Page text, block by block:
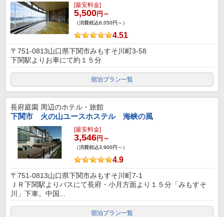
[最安料金]
5,500円～
（消費税込6,050円～）
4.51
〒751-0813山口県下関市みもすそ川町3-58
下関駅よりお車にて約１５分
宿泊プラン一覧
長府庭園 周辺のホテル・旅館
下関市 火の山ユースホステル 海峡の風
[最安料金]
3,546円～
（消費税込3,900円～）
4.9
〒751-0813山口県下関市みもすそ川町7-1
ＪＲ下関駅よりバスにて長府・小月方面より１５分「みもすそ
川」下車。中国...
宿泊プラン一覧